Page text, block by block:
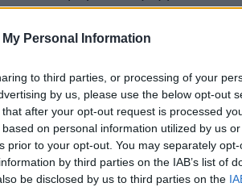
Personal Information
to third parties, or processing of your
by us, please use the below opt-out
after your opt-out request is processed
on personal information utilized by us
prior to your opt-out. You may separately
by third parties on the IAB’s list of
be disclosed by us to third parties on the
τους ίδιους του τους
τηνΒαλένθια το βράδυ της
ήταν πίσω στο σκορ αλλά όχι
Ωστόσο ο Τούρκος
του ημιχρόνου